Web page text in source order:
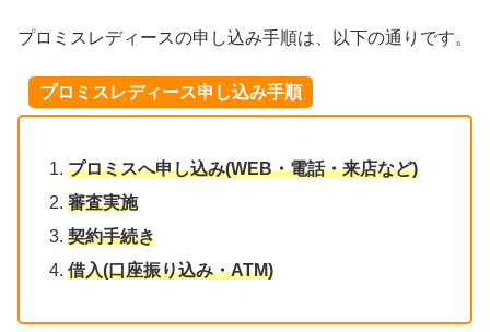
プロミスレディースの申し込み手順は、以下の通りです。
プロミスレディース申し込み手順
プロミスへ申し込み(WEB・電話・来店など)
審査実施
契約手続き
借入(口座振り込み・ATM)